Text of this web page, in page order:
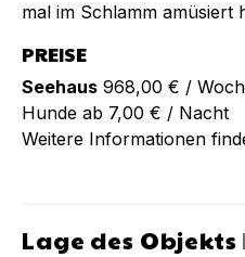
mal im Schlamm amüsiert
PREISE
Seehaus 968,00 € /
Hunde ab 7,00 € / Nacht
Weitere Informationen
Lage des Objekts